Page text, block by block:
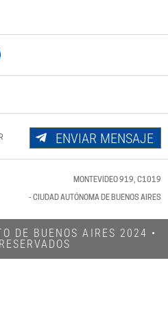
ENVIAR MENSAJE
MONTEVIDEO 919, C1019
- CIUDAD AUTÓNOMA DE BUENOS AIRES
DE BUENOS AIRES 2024​ •